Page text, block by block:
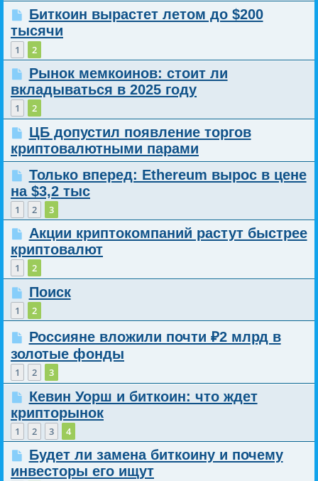
Биткоин вырастет летом до $200
тысячи
1 2
Рынок мемкоинов: стоит ли
вкладываться в 2025 году
1 2
ЦБ допустил появление торгов
криптовалютными парами
Только вперед: Ethereum вырос в цене
на $3,2 тыс
1 2 3
Акции криптокомпаний растут быстрее
криптовалют
1 2
Поиск
1 2
Россияне вложили почти ₽2 млрд в
золотые фонды
1 2 3
Кевин Уорш и биткоин: что ждет
крипторынок
1 2 3 4
Будет ли замена биткоину и почему
инвесторы его ищут